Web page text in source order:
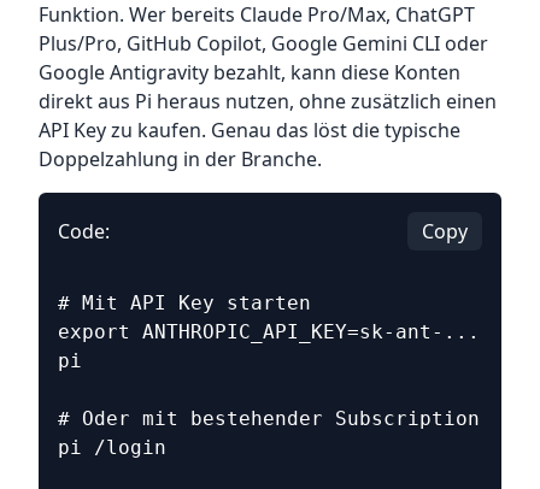
Funktion. Wer bereits Claude Pro/Max, ChatGPT
Plus/Pro, GitHub Copilot, Google Gemini CLI oder
Google Antigravity bezahlt, kann diese Konten
direkt aus Pi heraus nutzen, ohne zusätzlich einen
API Key zu kaufen. Genau das löst die typische
Doppelzahlung in der Branche.
Code: Copy
# Mit API Key starten
export ANTHROPIC_API_KEY=sk-ant-...
pi
# Oder mit bestehender Subscription
pi /login